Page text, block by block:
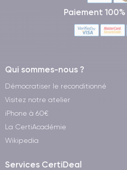
Paiement
Qui sommes-nous ?
Démocratiser le reconditionné
Visitez notre atelier
iPhone à 60€
La CertiAcadémie
Wikipedia
Services CertiDeal